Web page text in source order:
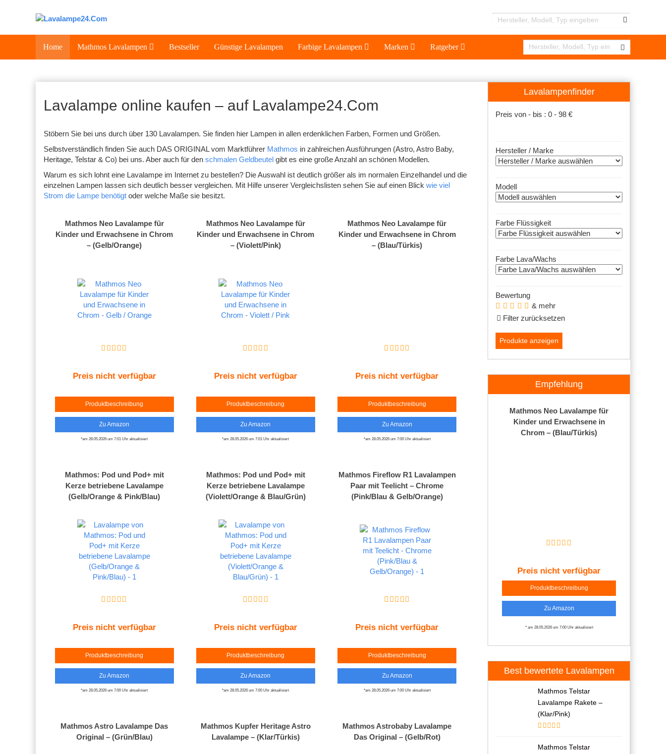
Home Mathmos Lavalampen Bestseller Günstige Lavalampen Farbige Lavalampen Marken Ratgeber
Lavalampe online kaufen – auf Lavalampe24.Com
Stöbern Sie bei uns durch über 130 Lavalampen. Sie finden hier Lampen in allen erdenklichen Farben, Formen und Größen.
Selbstverständlich finden Sie auch DAS ORIGINAL vom Marktführer Mathmos in zahlreichen Ausführungen (Astro, Astro Baby,
Heritage, Telstar & Co) bei uns. Aber auch für den schmalen Geldbeutel gibt es eine große Anzahl an schönen Modellen.
Warum es sich lohnt eine Lavalampe im Internet zu bestellen? Die Auswahl ist deutlich größer als im normalen Einzelhandel und die
einzelnen Lampen lassen sich deutlich besser vergleichen. Mit Hilfe unserer Vergleichslisten sehen Sie auf einen Blick wie viel
Strom die Lampe benötigt oder welche Maße sie besitzt.
Mathmos Neo Lavalampe für
Kinder und Erwachsene in Chrom
– (Gelb/Orange)
Preis nicht verfügbar
Produktbeschreibung
Zu Amazon
*am 28.05.2026 um 7:01 Uhr aktualisiert
Mathmos Neo Lavalampe für
Kinder und Erwachsene in Chrom
– (Violett/Pink)
Preis nicht verfügbar
Produktbeschreibung
Zu Amazon
*am 28.05.2026 um 7:01 Uhr aktualisiert
Mathmos Neo Lavalampe für
Kinder und Erwachsene in Chrom
– (Blau/Türkis)
Preis nicht verfügbar
Produktbeschreibung
Zu Amazon
*am 28.05.2026 um 7:00 Uhr aktualisiert
Mathmos: Pod und Pod+ mit
Kerze betriebene Lavalampe
(Gelb/Orange & Pink/Blau)
Preis nicht verfügbar
Produktbeschreibung
Zu Amazon
*am 28.05.2026 um 7:00 Uhr aktualisiert
Mathmos: Pod und Pod+ mit
Kerze betriebene Lavalampe
(Violett/Orange & Blau/Grün)
Preis nicht verfügbar
Produktbeschreibung
Zu Amazon
*am 28.05.2026 um 7:00 Uhr aktualisiert
Mathmos Fireflow R1 Lavalampen
Paar mit Teelicht – Chrome
(Pink/Blau & Gelb/Orange)
Preis nicht verfügbar
Produktbeschreibung
Zu Amazon
*am 28.05.2026 um 7:00 Uhr aktualisiert
Mathmos Astro Lavalampe Das
Original – (Grün/Blau)
Mathmos Kupfer Heritage Astro
Lavalampe – (Klar/Türkis)
Mathmos Astrobaby Lavalampe
Das Original – (Gelb/Rot)
Lavalampenfinder
Preis von - bis : 0 - 98 €
Hersteller / Marke
Modell
Farbe Flüssigkeit
Farbe Lava/Wachs
Bewertung
& mehr
Filter zurücksetzen
Empfehlung
Mathmos Neo Lavalampe für
Kinder und Erwachsene in
Chrom – (Blau/Türkis)
Preis nicht verfügbar
Produktbeschreibung
Zu Amazon
* am 28.05.2026 um 7:00 Uhr aktualisiert
Best bewertete Lavalampen
Mathmos Telstar
Lavalampe Rakete –
(Klar/Pink)
Mathmos Telstar